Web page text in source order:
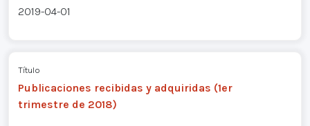
2019-04-01
Título
Publicaciones recibidas y adquiridas (1er
trimestre de 2018)